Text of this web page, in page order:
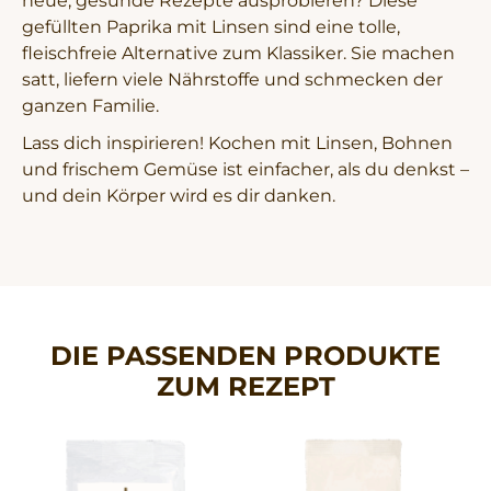
gefüllten Paprika mit Linsen sind eine tolle,
fleischfreie Alternative zum Klassiker. Sie machen
satt, liefern viele Nährstoffe und schmecken der
ganzen Familie.
Lass dich inspirieren! Kochen mit Linsen, Bohnen
und frischem Gemüse ist einfacher, als du denkst –
und dein Körper wird es dir danken.
DIE PASSENDEN PRODUKTE
ZUM REZEPT